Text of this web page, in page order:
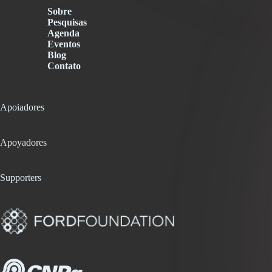
Sobre
Pesquisas
Agenda
Eventos
Blog
Contato
Apoiadores
Apoyadores
Supporters